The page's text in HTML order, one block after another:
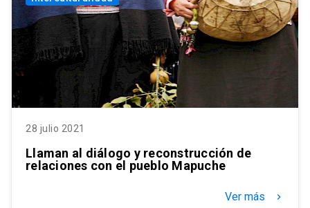
28 julio 2021
Llaman al diálogo y reconstrucción de
relaciones con el pueblo Mapuche
Ver más keyboard_arrow_right